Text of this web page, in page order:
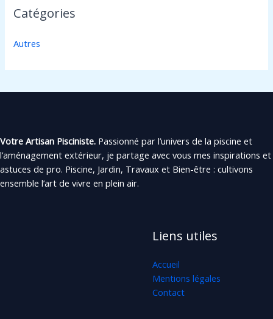
Catégories
Autres
Votre Artisan Pisciniste. Passionné par l’univers de la piscine et
l’aménagement extérieur, je partage avec vous mes inspirations et
astuces de pro. Piscine, Jardin, Travaux et Bien-être : cultivons
ensemble l’art de vivre en plein air.
Liens utiles
Accueil
Mentions légales
Contact